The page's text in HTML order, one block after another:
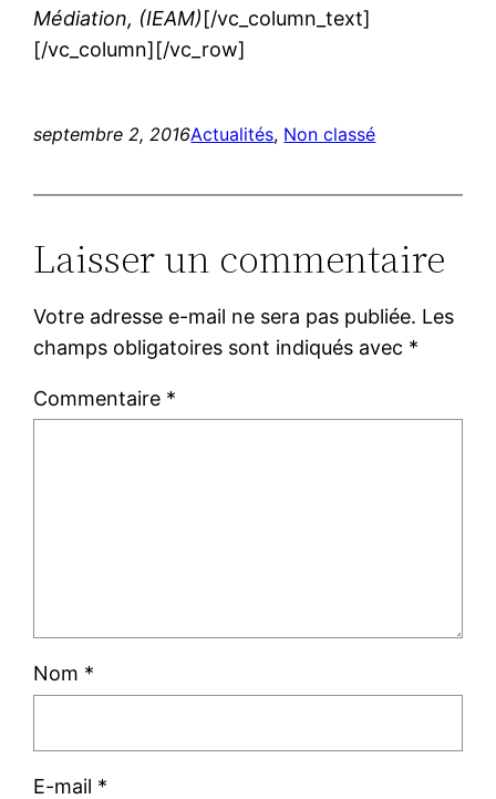
Médiation, (IEAM)[/vc_column_text]
[/vc_column][/vc_row]
septembre 2, 2016Actualités, Non classé
Laisser un commentaire
Votre adresse e-mail ne sera pas publiée. Les
champs obligatoires sont indiqués avec *
Commentaire *
Nom *
E-mail *